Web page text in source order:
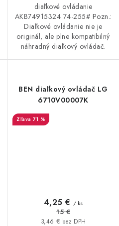
diaľkové ovládanie
AKB74915324 74-255# Pozn.:
Diaľkové ovládanie nie je
originál, ale plne kompatibilný
náhradný diaľkový ovládač.
BEN diaľkový ovládač LG
6710V00007K
71 %
3,46 € bez DPH
4,25 € / ks
15 €